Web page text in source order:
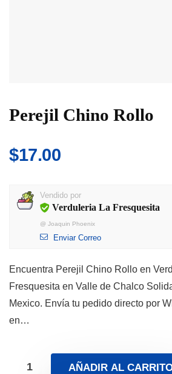
Perejil Chino Rollo
$17.00
Vendido por
Verduleria La Fresquesita
@ Joaquin Phoenix
Enviar Correo
Encuentra Perejil Chino Rollo en
Fresquesita en Valle de Chalco
Mexico. Envía tu pedido directo por
en…
AÑADIR AL